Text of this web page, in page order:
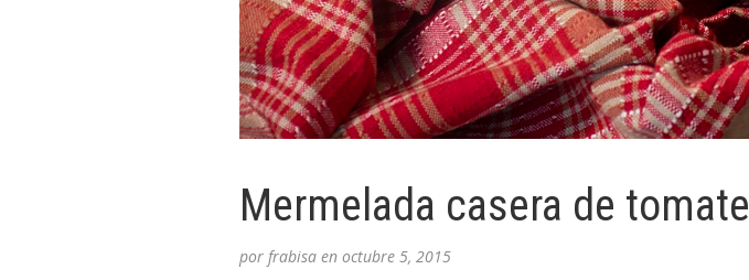
Mermelada casera de tomate
por frabisa en octubre 5, 2015